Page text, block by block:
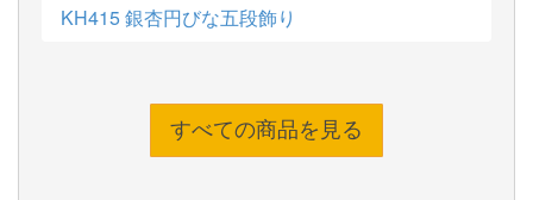
KH415 銀杏円びな五段飾り
すべての商品を見る